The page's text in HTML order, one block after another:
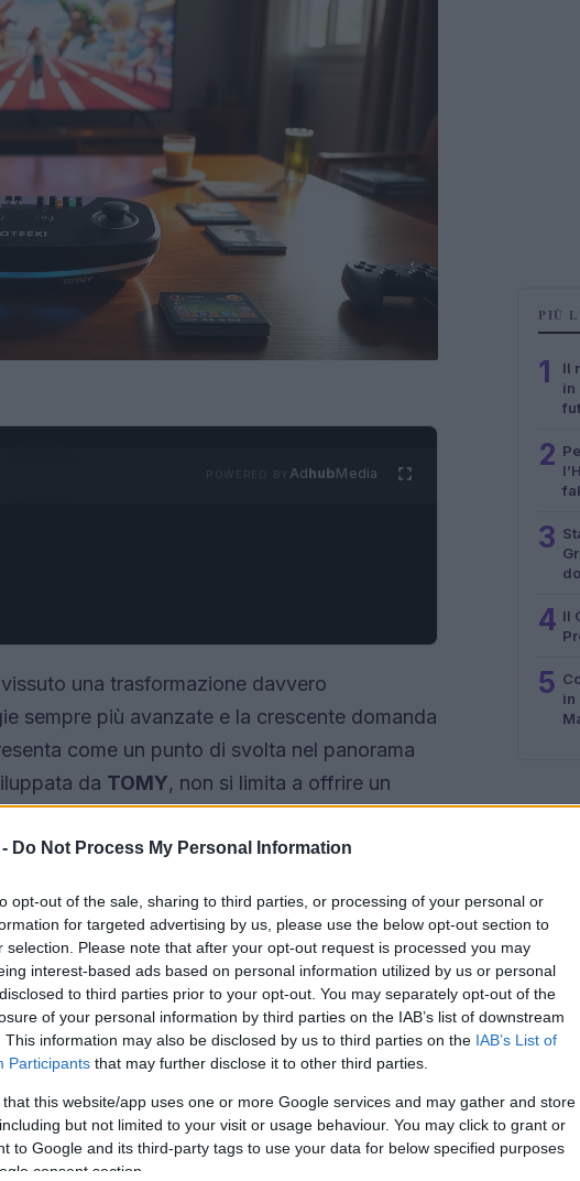
Do Not Process My Personal Information
opt-out of the sale, sharing to third parties, or processing of your personal or
for targeted advertising by us, please use the below opt-out section to
selection. Please note that after your opt-out request is processed you may
interest-based ads based on personal information utilized by us or personal
to third parties prior to your opt-out. You may separately opt-out of the
of your personal information by third parties on the IAB’s list of downstream
This information may also be disclosed by us to third parties on the IAB’s List of
Participants that may further disclose it to other third parties.
that this website/app uses one or more Google services and may gather and store
but not limited to your visit or usage behaviour. You may click to grant or
to Google and its third-party tags to use your data for below specified purposes
consent section.
AdhubMedia
una trasformazione davvero
sempre più avanzate e la crescente domanda
come un punto di svolta nel panorama
da TOMY, non si limita a offrire un
a immergersi in un’esperienza dinamica e
tradizionale. Ti sei mai chiesto come
movimento e interazione sociale?
PIÙ
1
Il
in
2
3
4 Il
5 in